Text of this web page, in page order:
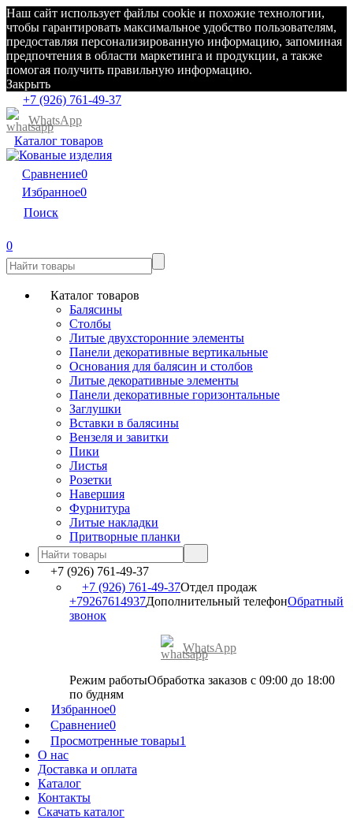
Наш сайт использует файлы cookie и похожие технологии,
чтобы гарантировать максимальное удобство пользователям,
предоставляя персонализированную информацию, запоминая
предпочтения в области маркетинга и продукции, а также
помогая получить правильную информацию.
Закрыть
+7 (926) 761-49-37
WhatsApp
Каталог товаров
Сравнение0
Избранное0
Поиск
0
Каталог товаров
Балясины
Столбы
Литые двухсторонние элементы
Панели декоративные вертикальные
Основания для балясин и столбов
Литые декоративные элементы
Панели декоративные горизонтальные
Заглушки
Вставки в балясины
Вензеля и завитки
Пики
Листья
Розетки
Навершия
Фурнитура
Литые накладки
Притворные планки
+7 (926) 761-49-37
+7 (926) 761-49-37Отдел продаж
+79267614937Дополнительный телефонОбратный
звонок
WhatsApp
Режим работыОбработка заказов с 09:00 до 18:00
по будням
Избранное0
Сравнение0
Просмотренные товары1
О нас
Доставка и оплата
Каталог
Контакты
Скачать каталог